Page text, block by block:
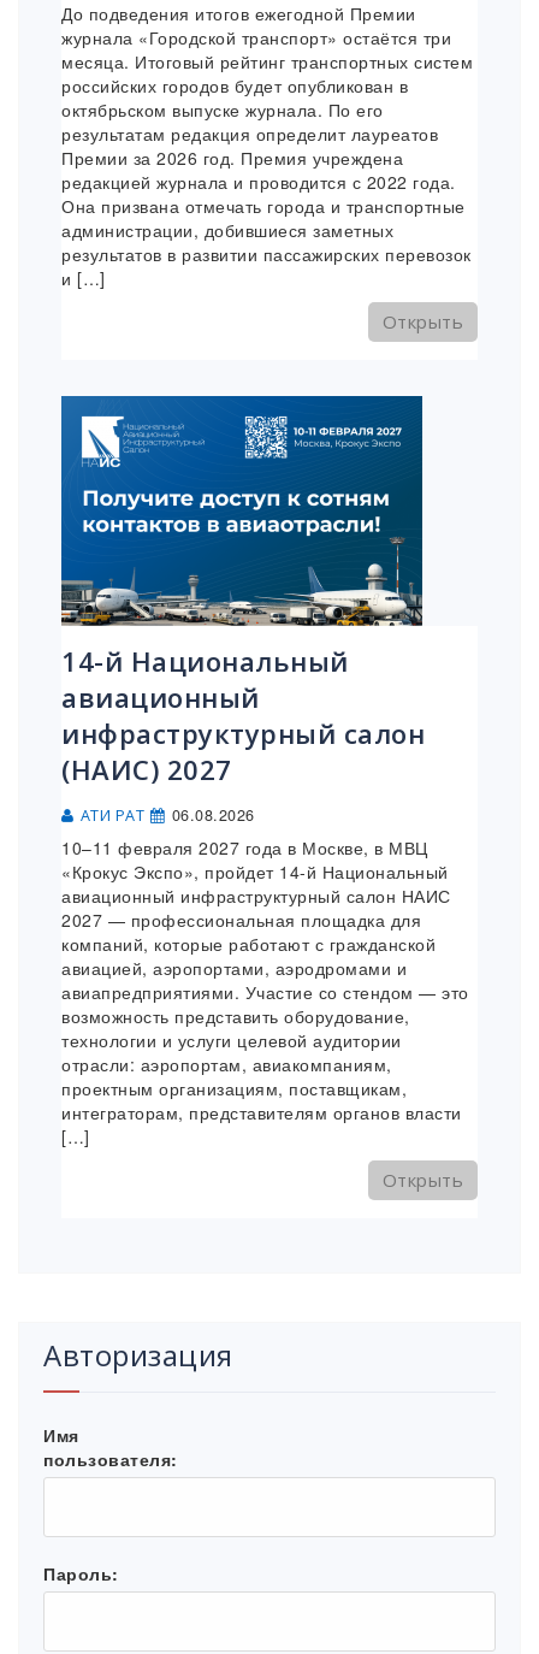
До подведения итогов ежегодной Премии
журнала «Городской транспорт» остаётся три
месяца. Итоговый рейтинг транспортных систем
российских городов будет опубликован в
октябрьском выпуске журнала. По его
результатам редакция определит лауреатов
Премии за 2026 год. Премия учреждена
редакцией журнала и проводится с 2022 года.
Она призвана отмечать города и транспортные
администрации, добившиеся заметных
результатов в развитии пассажирских перевозок
и […]
Открыть
14-й Национальный
авиационный
инфраструктурный салон
(НАИС) 2027
АТИ РАТ 06.08.2026
10–11 февраля 2027 года в Москве, в МВЦ
«Крокус Экспо», пройдет 14-й Национальный
авиационный инфраструктурный салон НАИС
2027 — профессиональная площадка для
компаний, которые работают с гражданской
авиацией, аэропортами, аэродромами и
авиапредприятиями. Участие со стендом — это
возможность представить оборудование,
технологии и услуги целевой аудитории
отрасли: аэропортам, авиакомпаниям,
проектным организациям, поставщикам,
интеграторам, представителям органов власти
[…]
Открыть
Авторизация
Имя
пользователя:
Пароль: